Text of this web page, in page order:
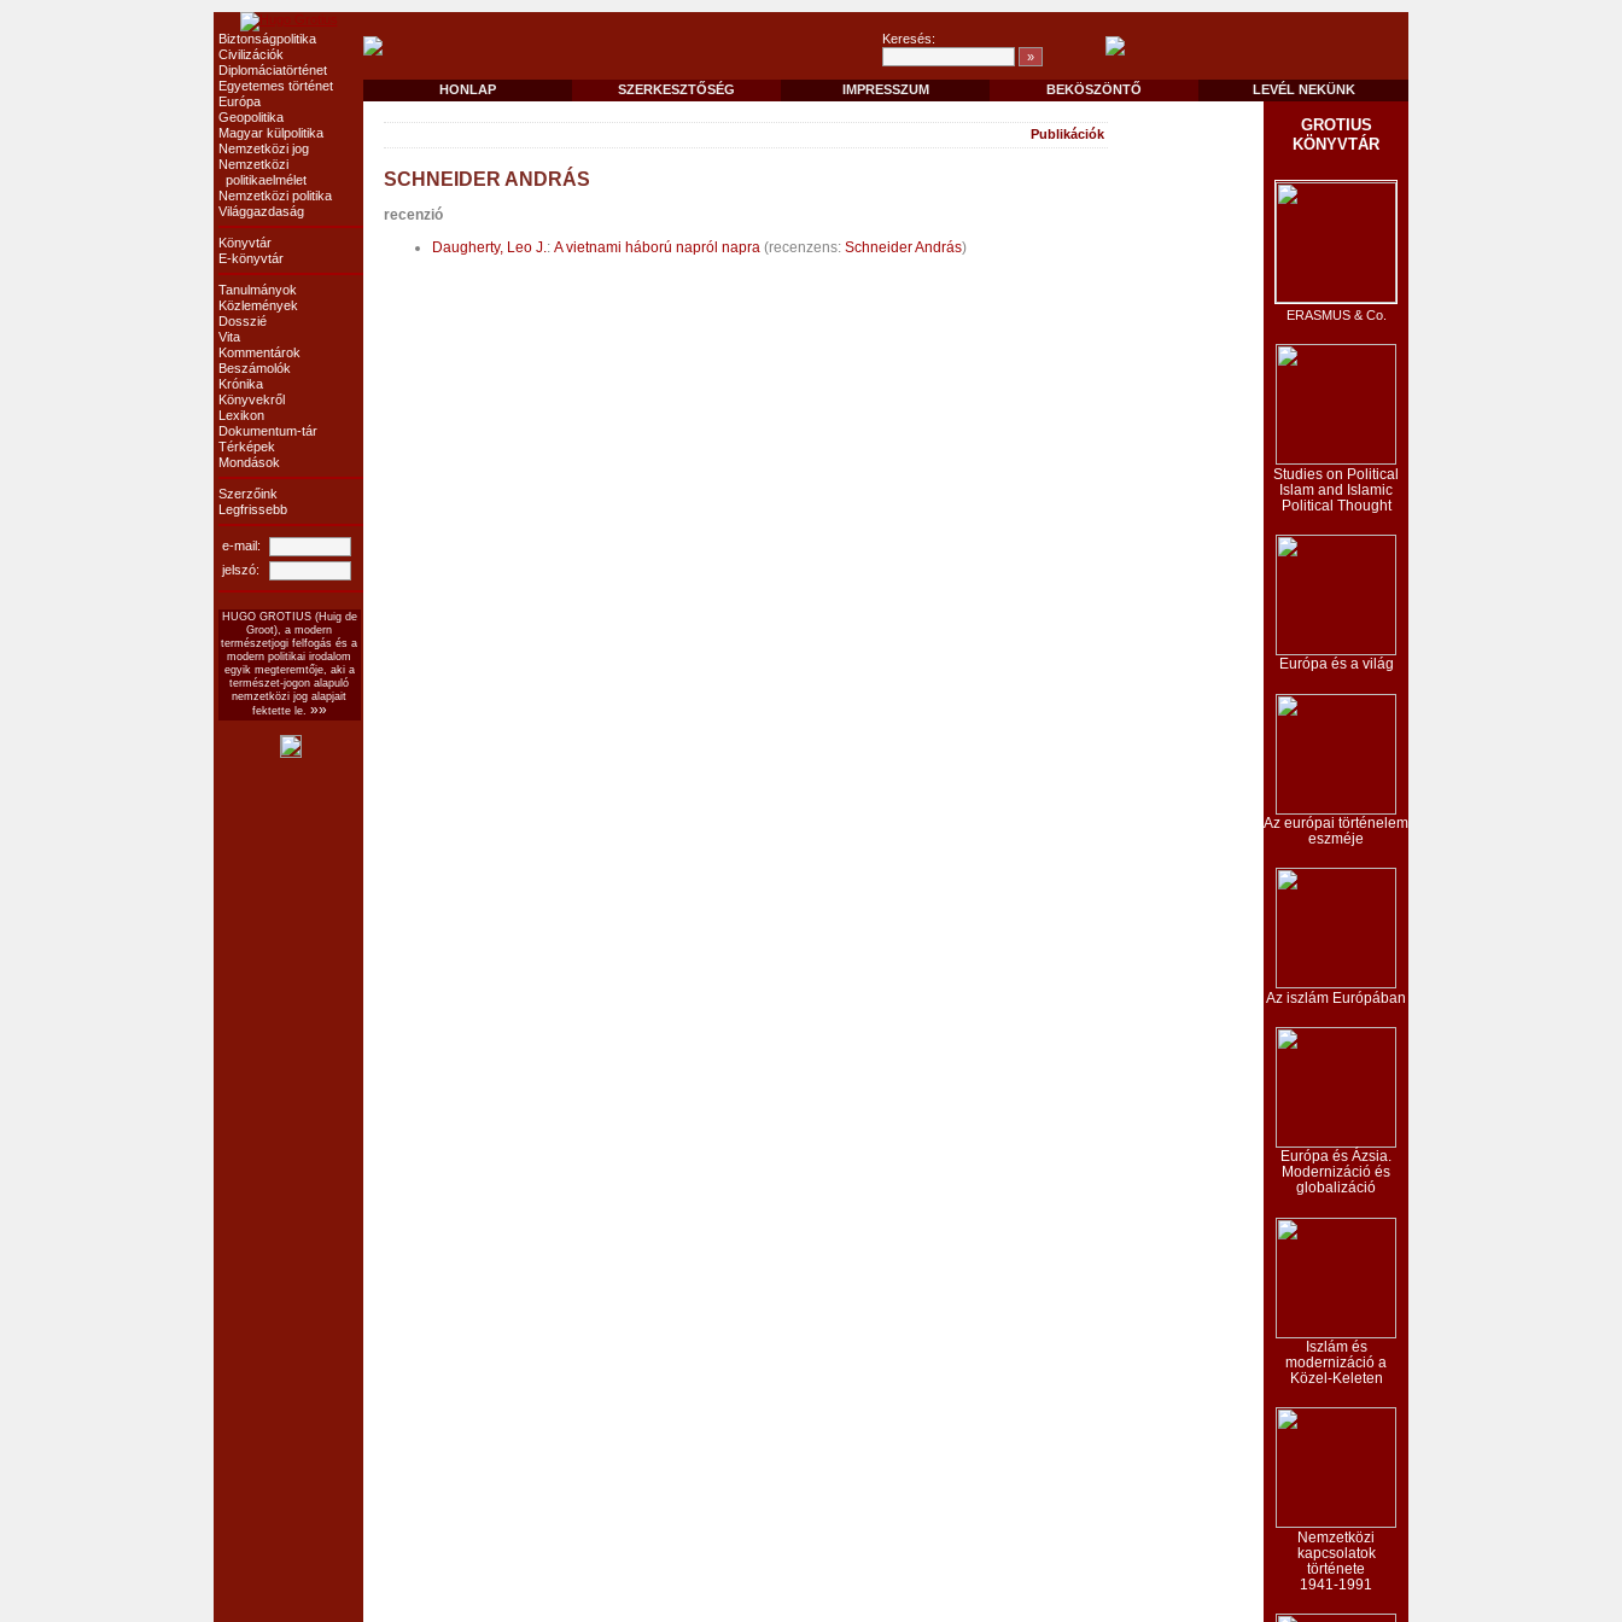
Biztonságpolitika
Civilizációk
Diplomáciatörténet
Egyetemes történet
Európa
Geopolitika
Magyar külpolitika
Nemzetközi jog
Nemzetközi
politikaelmélet
Nemzetközi politika
Világgazdaság
Könyvtár
E-könyvtár
Tanulmányok
Közlemények
Dosszié
Vita
Kommentárok
Beszámolók
Krónika
Könyvekről
Lexikon
Dokumentum-tár
Térképek
Mondások
Szerzőink
Legfrissebb
e-mail:
jelszó:
HUGO GROTIUS (Huig de
Groot), a modern
természetjogi felfogás és a
modern politikai irodalom
egyik megteremtője, aki a
természet-jogon alapuló
nemzetközi jog alapjait
fektette le. »»
Keresés:
HONLAP SZERKESZTŐSÉG IMPRESSZUM BEKÖSZÖNTŐ LEVÉL NEKÜNK
Publikációk
SCHNEIDER ANDRÁS
recenzió
Daugherty, Leo J.: A vietnami háború napról napra (recenzens: Schneider András)
GROTIUS
KÖNYVTÁR
ERASMUS & Co.
Studies on Political
Islam and Islamic
Political Thought
Európa és a világ
Az európai történelem
eszméje
Az iszlám Európában
Európa és Ázsia.
Modernizáció és
globalizáció
Iszlám és
modernizáció a
Közel-Keleten
Nemzetközi
kapcsolatok
története
1941-1991